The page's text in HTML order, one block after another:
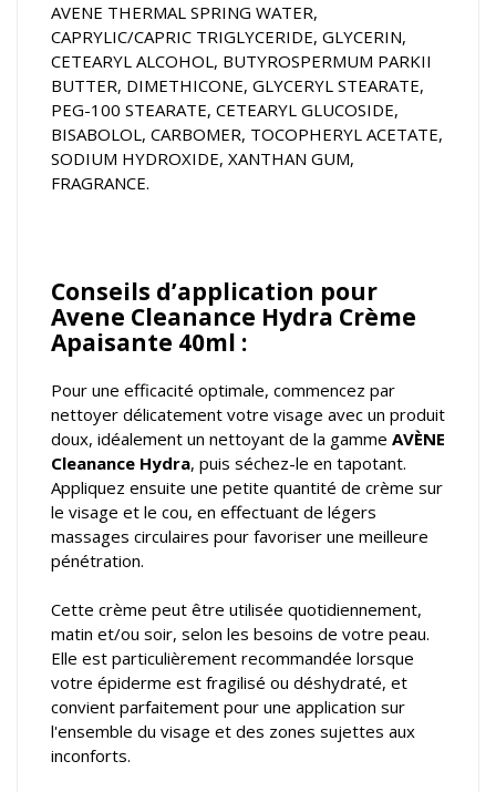
AVENE THERMAL SPRING WATER,
CAPRYLIC/CAPRIC TRIGLYCERIDE, GLYCERIN,
CETEARYL ALCOHOL, BUTYROSPERMUM PARKII
BUTTER, DIMETHICONE, GLYCERYL STEARATE,
PEG-100 STEARATE, CETEARYL GLUCOSIDE,
BISABOLOL, CARBOMER, TOCOPHERYL ACETATE,
SODIUM HYDROXIDE, XANTHAN GUM,
FRAGRANCE.
Conseils d’application pour
Avene Cleanance Hydra Crème
Apaisante 40ml :
Pour une efficacité optimale, commencez par
nettoyer délicatement votre visage avec un produit
doux, idéalement un nettoyant de la gamme AVÈNE
Cleanance Hydra, puis séchez-le en tapotant.
Appliquez ensuite une petite quantité de crème sur
le visage et le cou, en effectuant de légers
massages circulaires pour favoriser une meilleure
pénétration.
Cette crème peut être utilisée quotidiennement,
matin et/ou soir, selon les besoins de votre peau.
Elle est particulièrement recommandée lorsque
votre épiderme est fragilisé ou déshydraté, et
convient parfaitement pour une application sur
l'ensemble du visage et des zones sujettes aux
inconforts.